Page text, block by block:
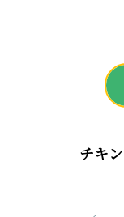
チキ